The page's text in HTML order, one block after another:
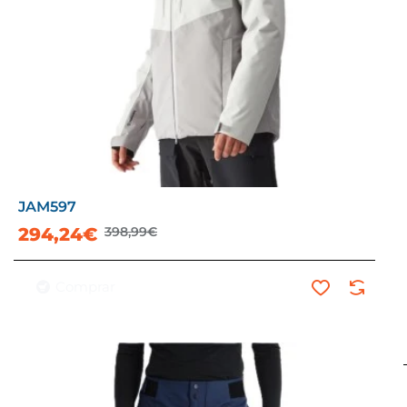
-26%
JAM597
294,24€ 398,99€